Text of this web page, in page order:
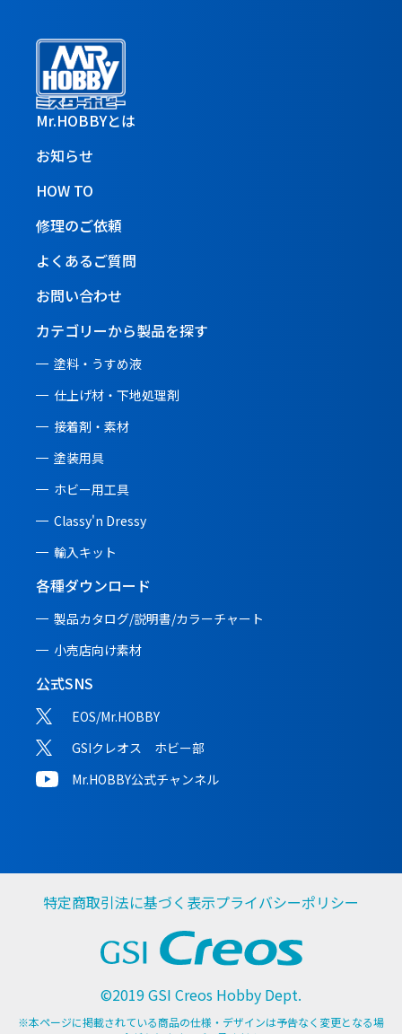
Mr.HOBBYとは
お知らせ
HOW TO
修理のご依頼
よくあるご質問
お問い合わせ
カテゴリーから製品を探す
塗料・うすめ液
仕上げ材・下地処理剤
接着剤・素材
塗装用具
ホビー用工具
Classy'n Dressy
輸入キット
各種ダウンロード
製品カタログ/説明書/カラーチャート
小売店向け素材
公式SNS
EOS/Mr.HOBBY
GSIクレオス ホビー部
Mr.HOBBY公式チャンネル
特定商取引法に基づく表示プライバシーポリシー
©2019 GSI Creos Hobby Dept.
※本ページに掲載されている商品の仕様・デザインは予告なく変更となる場